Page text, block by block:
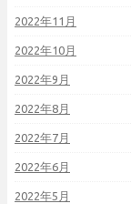
2022年11月
2022年10月
2022年9月
2022年8月
2022年7月
2022年6月
2022年5月